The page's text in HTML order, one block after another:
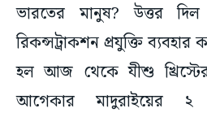
ভারতের মানুষ? উত্তর দিল
রিকন্সট্রাকশন প্রযুক্তি
হল আজ থেকে যীশু
আগেকার মাদুরাইয়ের ২